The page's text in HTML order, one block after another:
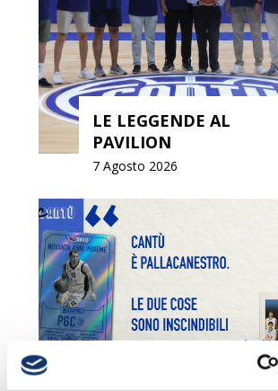
LE LEGGENDE AL
PAVILION
7 Agosto 2026